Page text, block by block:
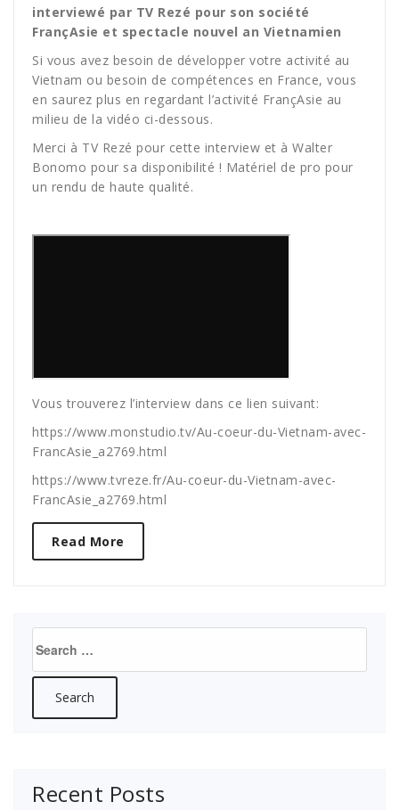
interviewé par TV Rezé pour son société
FrançAsie et spectacle nouvel an Vietnamien
Si vous avez besoin de développer votre activité au
Vietnam ou besoin de compétences en France, vous
en saurez plus en regardant l’activité FrançAsie au
milieu de la vidéo ci-dessous.
Merci à TV Rezé pour cette interview et à Walter
Bonomo pour sa disponibilité ! Matériel de pro pour
un rendu de haute qualité.
Vous trouverez l’interview dans ce lien suivant:
https://www.monstudio.tv/Au-coeur-du-Vietnam-avec-
FrancAsie_a2769.html
https://www.tvreze.fr/Au-coeur-du-Vietnam-avec-
FrancAsie_a2769.html
Read More
for:
Recent Posts